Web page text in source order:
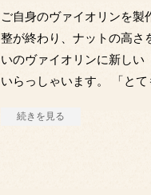
ご自身のヴァイオリンを製
整が終わり、ナットの高さ
いのヴァイオリンに新しい
いらっしゃいます。 「と
続きを見る